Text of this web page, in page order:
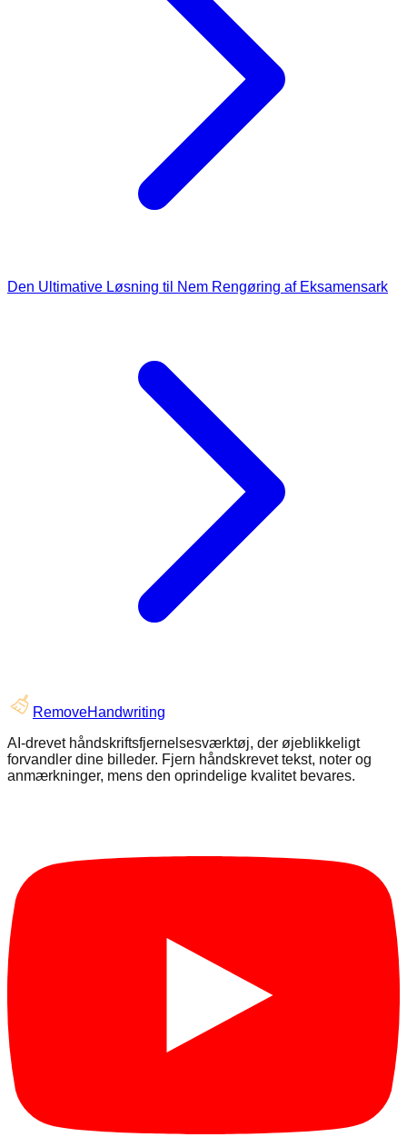
Den Ultimative Løsning til Nem Rengøring af Eksamensark
RemoveHandwriting
AI-drevet håndskriftsfjernelsesværktøj, der øjeblikkeligt
forvandler dine billeder. Fjern håndskrevet tekst, noter og
anmærkninger, mens den oprindelige kvalitet bevares.